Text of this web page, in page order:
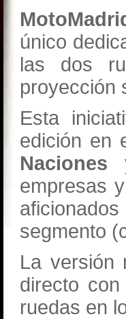
único
las dos
proyección
Esta
edición en
Naciones
empresas
segmento
La versión
directo con
ruedas en